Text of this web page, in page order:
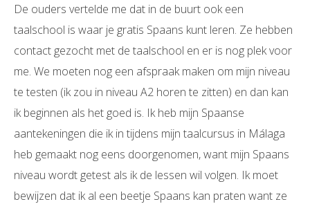
De ouders vertelde me dat in de buurt ook een
taalschool is waar je gratis Spaans kunt leren. Ze hebben
contact gezocht met de taalschool en er is nog plek voor
me. We moeten nog een afspraak maken om mijn niveau
te testen (ik zou in niveau A2 horen te zitten) en dan kan
ik beginnen als het goed is. Ik heb mijn Spaanse
aantekeningen die ik in tijdens mijn taalcursus in Málaga
heb gemaakt nog eens doorgenomen, want mijn Spaans
niveau wordt getest als ik de lessen wil volgen. Ik moet
bewijzen dat ik al een beetje Spaans kan praten want ze